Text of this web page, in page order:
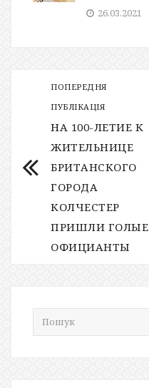
26.03.2021
ПОПЕРЕДНЯ
ПУБЛІКАЦІЯ
НА 100-ЛЕТИЕ К
ЖИТЕЛЬНИЦЕ
БРИТАНСКОГО
ГОРОДА
КОЛЧЕСТЕР
ПРИШЛИ ГОЛЫЕ
ОФИЦИАНТЫ